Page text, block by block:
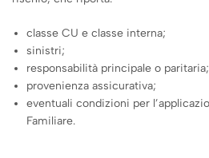
classe CU e classe interna;
sinistri;
responsabilità principale o paritaria;
provenienza assicurativa;
eventuali condizioni per
Familiare.